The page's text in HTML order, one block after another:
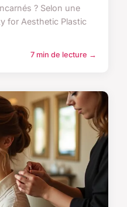
? Selon une
for Aesthetic Plastic
7 min de lecture →